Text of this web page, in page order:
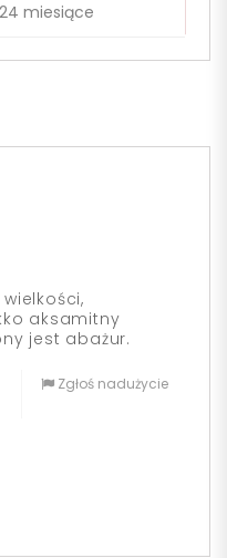
24 miesiące
aksamitny
jest abażur.
Zgłoś nadużycie